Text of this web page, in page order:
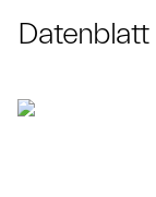
Datenblatt